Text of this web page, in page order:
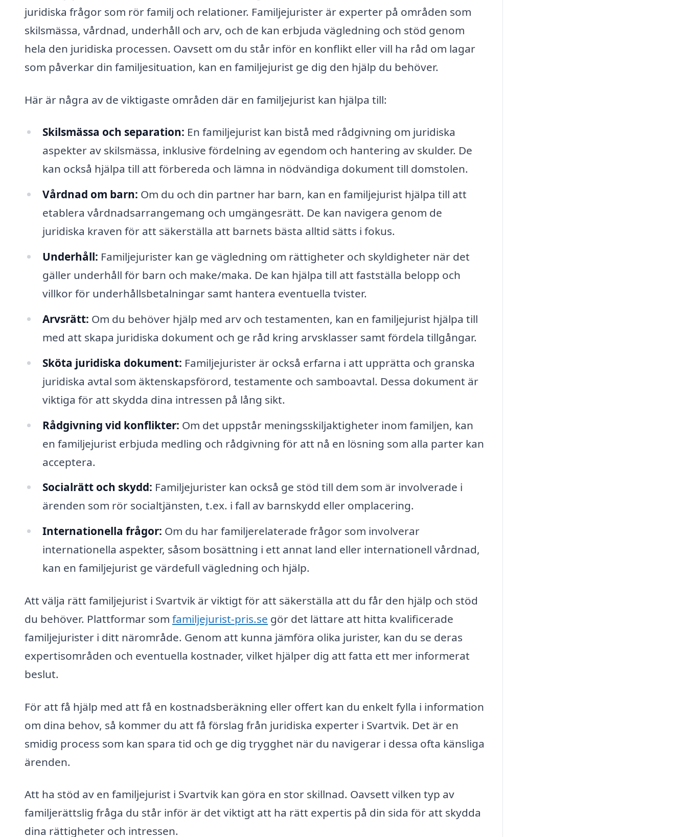
juridiska frågor som rör familj och relationer. Familjejurister är experter på områden som
skilsmässa, vårdnad, underhåll och arv, och de kan erbjuda vägledning och stöd genom
hela den juridiska processen. Oavsett om du står inför en konflikt eller vill ha råd om lagar
som påverkar din familjesituation, kan en familjejurist ge dig den hjälp du behöver.
Här är några av de viktigaste områden där en familjejurist kan hjälpa till:
Skilsmässa och separation: En familjejurist kan bistå med rådgivning om juridiska
aspekter av skilsmässa, inklusive fördelning av egendom och hantering av skulder. De
kan också hjälpa till att förbereda och lämna in nödvändiga dokument till domstolen.
Vårdnad om barn: Om du och din partner har barn, kan en familjejurist hjälpa till att
etablera vårdnadsarrangemang och umgängesrätt. De kan navigera genom de
juridiska kraven för att säkerställa att barnets bästa alltid sätts i fokus.
Underhåll: Familjejurister kan ge vägledning om rättigheter och skyldigheter när det
gäller underhåll för barn och make/maka. De kan hjälpa till att fastställa belopp och
villkor för underhållsbetalningar samt hantera eventuella tvister.
Arvsrätt: Om du behöver hjälp med arv och testamenten, kan en familjejurist hjälpa till
med att skapa juridiska dokument och ge råd kring arvsklasser samt fördela tillgångar.
Sköta juridiska dokument: Familjejurister är också erfarna i att upprätta och granska
juridiska avtal som äktenskapsförord, testamente och samboavtal. Dessa dokument är
viktiga för att skydda dina intressen på lång sikt.
Rådgivning vid konflikter: Om det uppstår meningsskiljaktigheter inom familjen, kan
en familjejurist erbjuda medling och rådgivning för att nå en lösning som alla parter kan
acceptera.
Socialrätt och skydd: Familjejurister kan också ge stöd till dem som är involverade i
ärenden som rör socialtjänsten, t.ex. i fall av barnskydd eller omplacering.
Internationella frågor: Om du har familjerelaterade frågor som involverar
internationella aspekter, såsom bosättning i ett annat land eller internationell vårdnad,
kan en familjejurist ge värdefull vägledning och hjälp.
Att välja rätt familjejurist i Svartvik är viktigt för att säkerställa att du får den hjälp och stöd
du behöver. Plattformar som familjejurist-pris.se gör det lättare att hitta kvalificerade
familjejurister i ditt närområde. Genom att kunna jämföra olika jurister, kan du se deras
expertisområden och eventuella kostnader, vilket hjälper dig att fatta ett mer informerat
beslut.
För att få hjälp med att få en kostnadsberäkning eller offert kan du enkelt fylla i information
om dina behov, så kommer du att få förslag från juridiska experter i Svartvik. Det är en
smidig process som kan spara tid och ge dig trygghet när du navigerar i dessa ofta känsliga
ärenden.
Att ha stöd av en familjejurist i Svartvik kan göra en stor skillnad. Oavsett vilken typ av
familjerättslig fråga du står inför är det viktigt att ha rätt expertis på din sida för att skydda
dina rättigheter och intressen.